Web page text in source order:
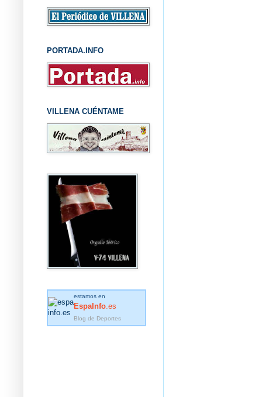
PORTADA.INFO
VILLENA CUÉNTAME
estamos en
EspaInfo .es
Blog de Deportes